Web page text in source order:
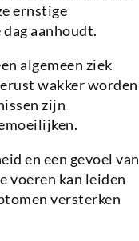
ernstige
aanhoudt.
algemeen ziek
wakker worden
zijn
en een gevoel van
voeren kan leiden
versterken